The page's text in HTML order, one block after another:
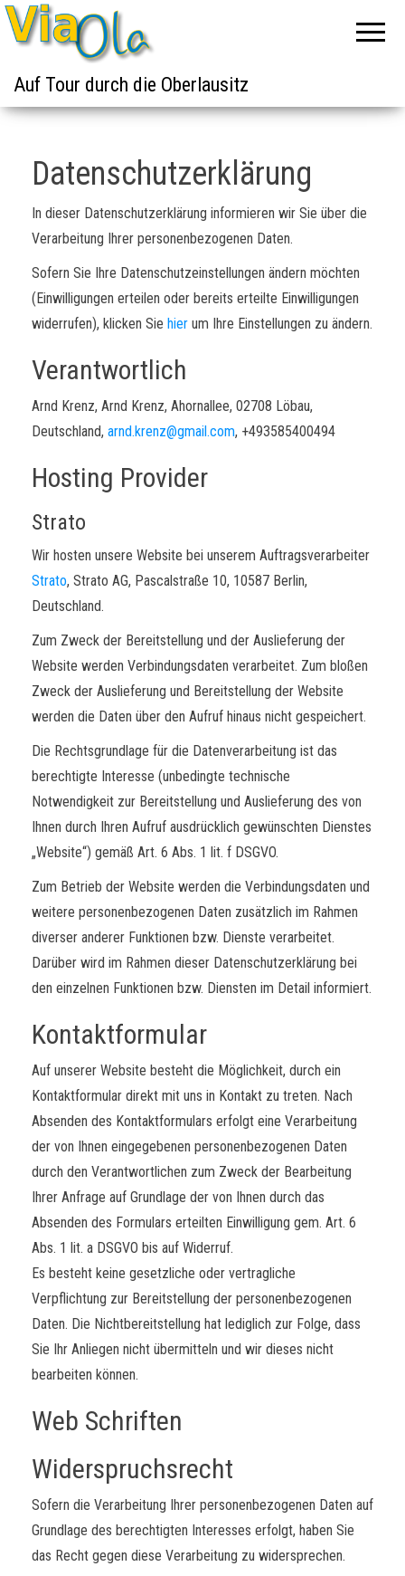
Auf Tour durch die Oberlausitz
Datenschutzerklärung
In dieser Datenschutzerklärung informieren wir Sie über die
Verarbeitung Ihrer personenbezogenen Daten.
Sofern Sie Ihre Datenschutzeinstellungen ändern möchten
(Einwilligungen erteilen oder bereits erteilte Einwilligungen
widerrufen), klicken Sie hier um Ihre Einstellungen zu ändern.
Verantwortlich
Arnd Krenz, Arnd Krenz, Ahornallee, 02708 Löbau,
Deutschland, arnd.krenz@gmail.com, +493585400494
Hosting Provider
Strato
Wir hosten unsere Website bei unserem Auftragsverarbeiter
Strato, Strato AG, Pascalstraße 10, 10587 Berlin,
Deutschland.
Zum Zweck der Bereitstellung und der Auslieferung der
Website werden Verbindungsdaten verarbeitet. Zum bloßen
Zweck der Auslieferung und Bereitstellung der Website
werden die Daten über den Aufruf hinaus nicht gespeichert.
Die Rechtsgrundlage für die Datenverarbeitung ist das
berechtigte Interesse (unbedingte technische
Notwendigkeit zur Bereitstellung und Auslieferung des von
Ihnen durch Ihren Aufruf ausdrücklich gewünschten Dienstes
„Website“) gemäß Art. 6 Abs. 1 lit. f DSGVO.
Zum Betrieb der Website werden die Verbindungsdaten und
weitere personenbezogenen Daten zusätzlich im Rahmen
diverser anderer Funktionen bzw. Dienste verarbeitet.
Darüber wird im Rahmen dieser Datenschutzerklärung bei
den einzelnen Funktionen bzw. Diensten im Detail informiert.
Kontaktformular
Auf unserer Website besteht die Möglichkeit, durch ein
Kontaktformular direkt mit uns in Kontakt zu treten. Nach
Absenden des Kontaktformulars erfolgt eine Verarbeitung
der von Ihnen eingegebenen personenbezogenen Daten
durch den Verantwortlichen zum Zweck der Bearbeitung
Ihrer Anfrage auf Grundlage der von Ihnen durch das
Absenden des Formulars erteilten Einwilligung gem. Art. 6
Abs. 1 lit. a DSGVO bis auf Widerruf.
Es besteht keine gesetzliche oder vertragliche
Verpflichtung zur Bereitstellung der personenbezogenen
Daten. Die Nichtbereitstellung hat lediglich zur Folge, dass
Sie Ihr Anliegen nicht übermitteln und wir dieses nicht
bearbeiten können.
Web Schriften
Widerspruchsrecht
Sofern die Verarbeitung Ihrer personenbezogenen Daten auf
Grundlage des berechtigten Interesses erfolgt, haben Sie
das Recht gegen diese Verarbeitung zu widersprechen.